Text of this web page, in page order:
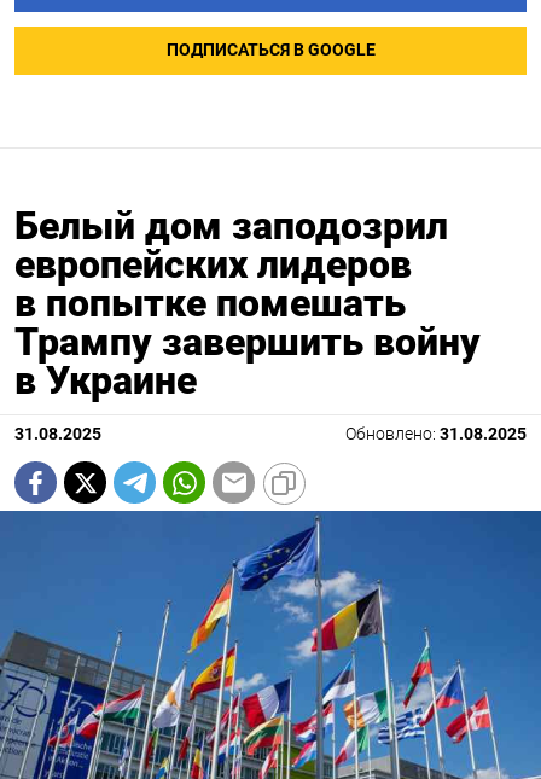
ПОДПИСАТЬСЯ В GOOGLE
Белый дом заподозрил
европейских лидеров
в попытке помешать
Трампу завершить войну
в Украине
31.08.2025 Обновлено: 31.08.2025